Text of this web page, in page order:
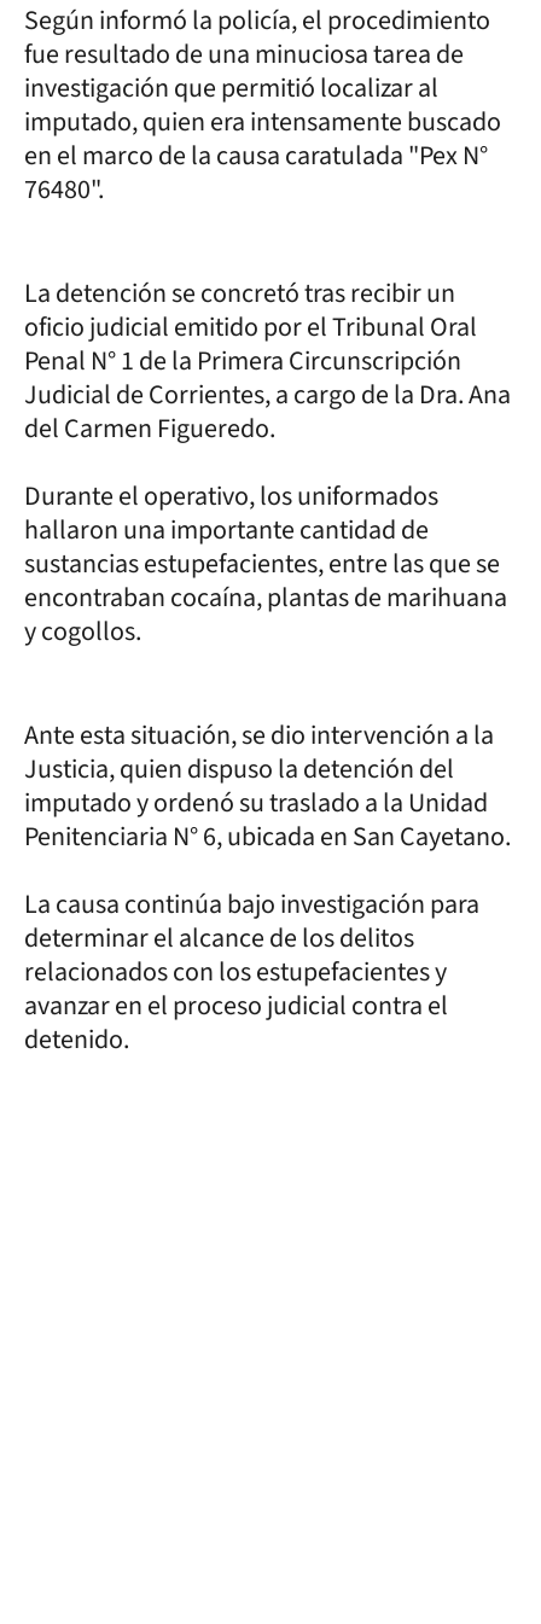
Según informó la policía, el procedimiento
fue resultado de una minuciosa tarea de
investigación que permitió localizar al
imputado, quien era intensamente buscado
en el marco de la causa caratulada "Pex N°
76480".
La detención se concretó tras recibir un
oficio judicial emitido por el Tribunal Oral
Penal N° 1 de la Primera Circunscripción
Judicial de Corrientes, a cargo de la Dra. Ana
del Carmen Figueredo.
Durante el operativo, los uniformados
hallaron una importante cantidad de
sustancias estupefacientes, entre las que se
encontraban cocaína, plantas de marihuana
y cogollos.
Ante esta situación, se dio intervención a la
Justicia, quien dispuso la detención del
imputado y ordenó su traslado a la Unidad
Penitenciaria N° 6, ubicada en San Cayetano.
La causa continúa bajo investigación para
determinar el alcance de los delitos
relacionados con los estupefacientes y
avanzar en el proceso judicial contra el
detenido.